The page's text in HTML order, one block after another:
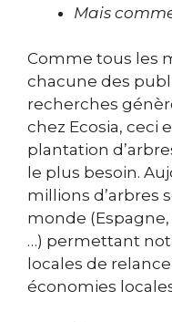
Mais
Comme tous les
chacune des
recherches
chez Ecosia, ceci
plantation
le plus besoin.
millions d’arbres
monde
…) permettant
locales de
économies